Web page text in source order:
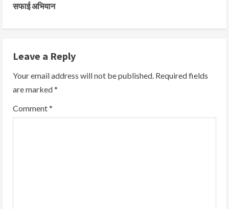
सफाई अभियान
Leave a Reply
Your email address will not be published. Required fields
are marked*
Comment*